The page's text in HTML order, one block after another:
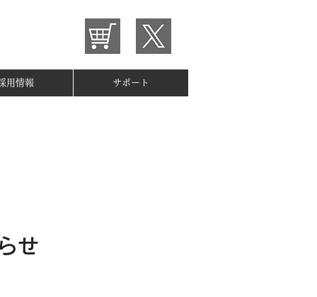
用情報 サポート
せ